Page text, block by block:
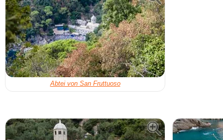
Abtei von San Fruttuoso